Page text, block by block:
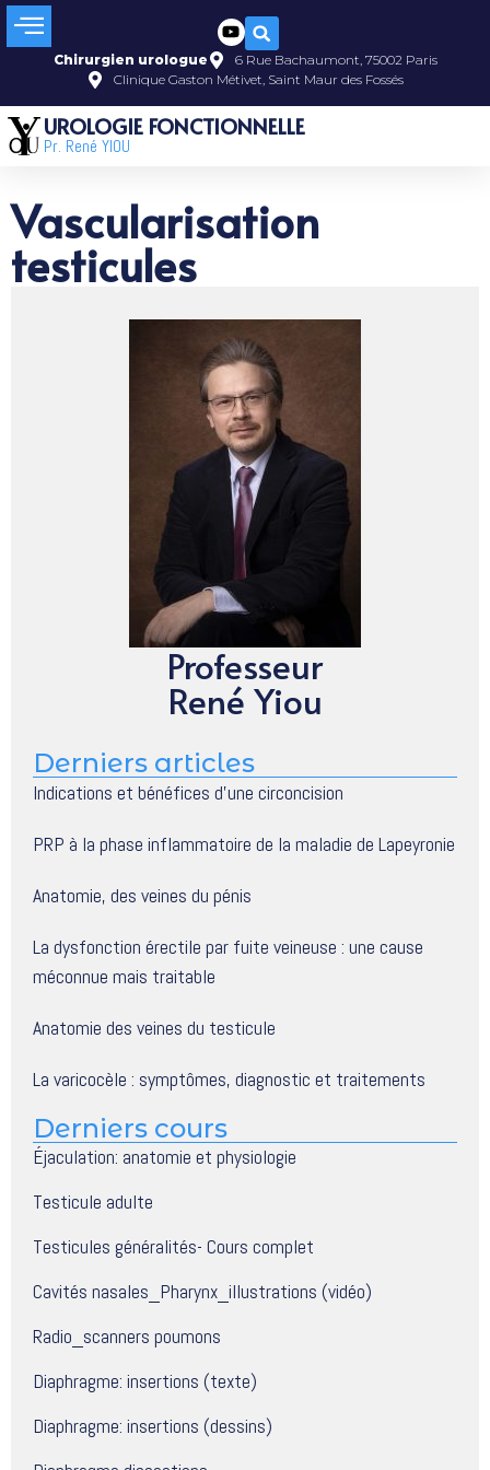
Chirurgien urologue
6 Rue Bachaumont, 75002 Paris
Clinique Gaston Métivet, Saint Maur des Fossés
UROLOGIE FONCTIONNELLE
Pr. René YIOU
Vascularisation
testicules
Professeur
René Yiou
Derniers articles
Indications et bénéfices d’une circoncision
PRP à la phase inflammatoire de la maladie de Lapeyronie
Anatomie, des veines du pénis
La dysfonction érectile par fuite veineuse : une cause
méconnue mais traitable
Anatomie des veines du testicule
La varicocèle : symptômes, diagnostic et traitements
Derniers cours
Éjaculation: anatomie et physiologie
Testicule adulte
Testicules généralités- Cours complet
Cavités nasales_Pharynx_illustrations (vidéo)
Radio_scanners poumons
Diaphragme: insertions (texte)
Diaphragme: insertions (dessins)